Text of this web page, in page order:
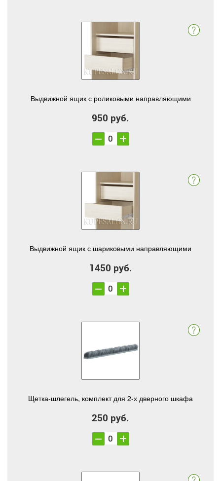
Выдвижной ящик с роликовыми направляющими
950 руб.
Выдвижной ящик с шариковыми направляющими
1450 руб.
Щетка-шлегель, комплект для 2-х дверного шкафа
250 руб.